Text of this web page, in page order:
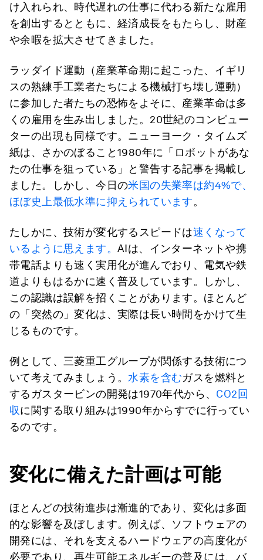
け入れられ、時代遅れの仕事に代わる新たな雇用
を創出するとともに、経済成長をもたらし、財産
や余暇を拡大させてきました。
ラッダイド運動（産業革命期に起こった、イギリ
スの熟練手工業者たちによる機械打ち壊し運動）
に参加した者たちの恐怖をよそに、産業革命は多
くの雇用を生み出しました。20世紀のコンピュー
ターの出現も同様です。ニューヨーク・タイムズ
紙は、さかのぼること1980年に「ロボットがあな
たの仕事を狙っている」と警告する記事を掲載し
ました。しかし、今日の米国の失業率は約4%で、
ほぼ史上最低水準に抑えられています。
たしかに、技術が変化するスピードは速くなって
いるように思えます。 AIは、インターネットや携
帯電話よりも速く実用化が進んでおり、電気や鉄
道よりもはるかに速く普及しています。しかし、
この認識は誤解を招くことがあります。ほとんど
の「突然の」変化は、実際は長い時間をかけて生
じるものです。
例として、三菱重工グループが関係する技術につ
いて考えてみましょう。 水素を含むガスを燃料と
するガスタービンの開発は1970年代から、 CO2回
収に関する取り組みは1990年からすでに行ってい
るのです。
変化に備えた計画は可能
ほとんどの技術進歩は漸進的であり、変化は多面
的な影響を及ぼします。例えば、ソフトウェアの
開発には、それを支えるハードウェアの高度化が
必要であり、再生可能エネルギーの普及には、バ